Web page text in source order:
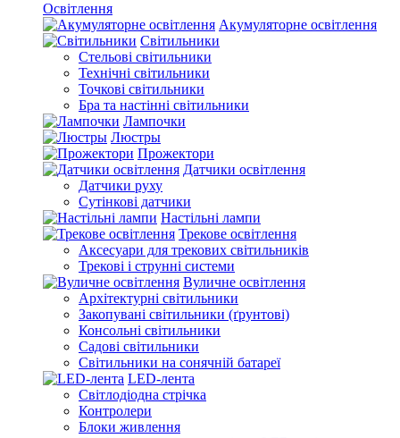
Освітлення
Акумуляторне освітлення
Світильники
Стельові світильники
Технічні світильники
Точкові світильники
Бра та настінні світильники
Лампочки
Люстры
Прожектори
Датчики освітлення
Датчики руху
Сутінкові датчики
Настільні лампи
Трекове освітлення
Аксесуари для трекових світильників
Трекові і струнні системи
Вуличне освітлення
Архітектурні світильники
Закопувані світильники (ґрунтові)
Консольні світильники
Садові світильники
Світильники на сонячній батареї
LED-лента
Світлодіодна стрічка
Контролери
Блоки живлення